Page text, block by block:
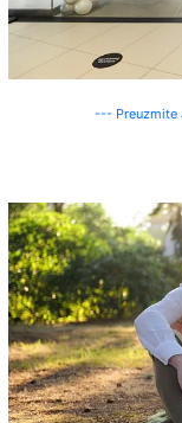
--- Preuzmite